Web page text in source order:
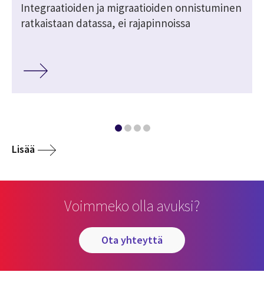
Integraatioiden ja migraatioiden onnistuminen
ratkaistaan datassa, ei rajapinnoissa
Lisää
Voimmeko olla avuksi?
ota yhteyttä